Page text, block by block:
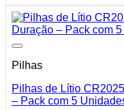
Pilhas
Pilhas de Lítio
– Pack com 5